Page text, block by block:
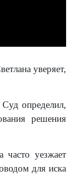
уверяет,
определил,
решения
уезжает
для иска